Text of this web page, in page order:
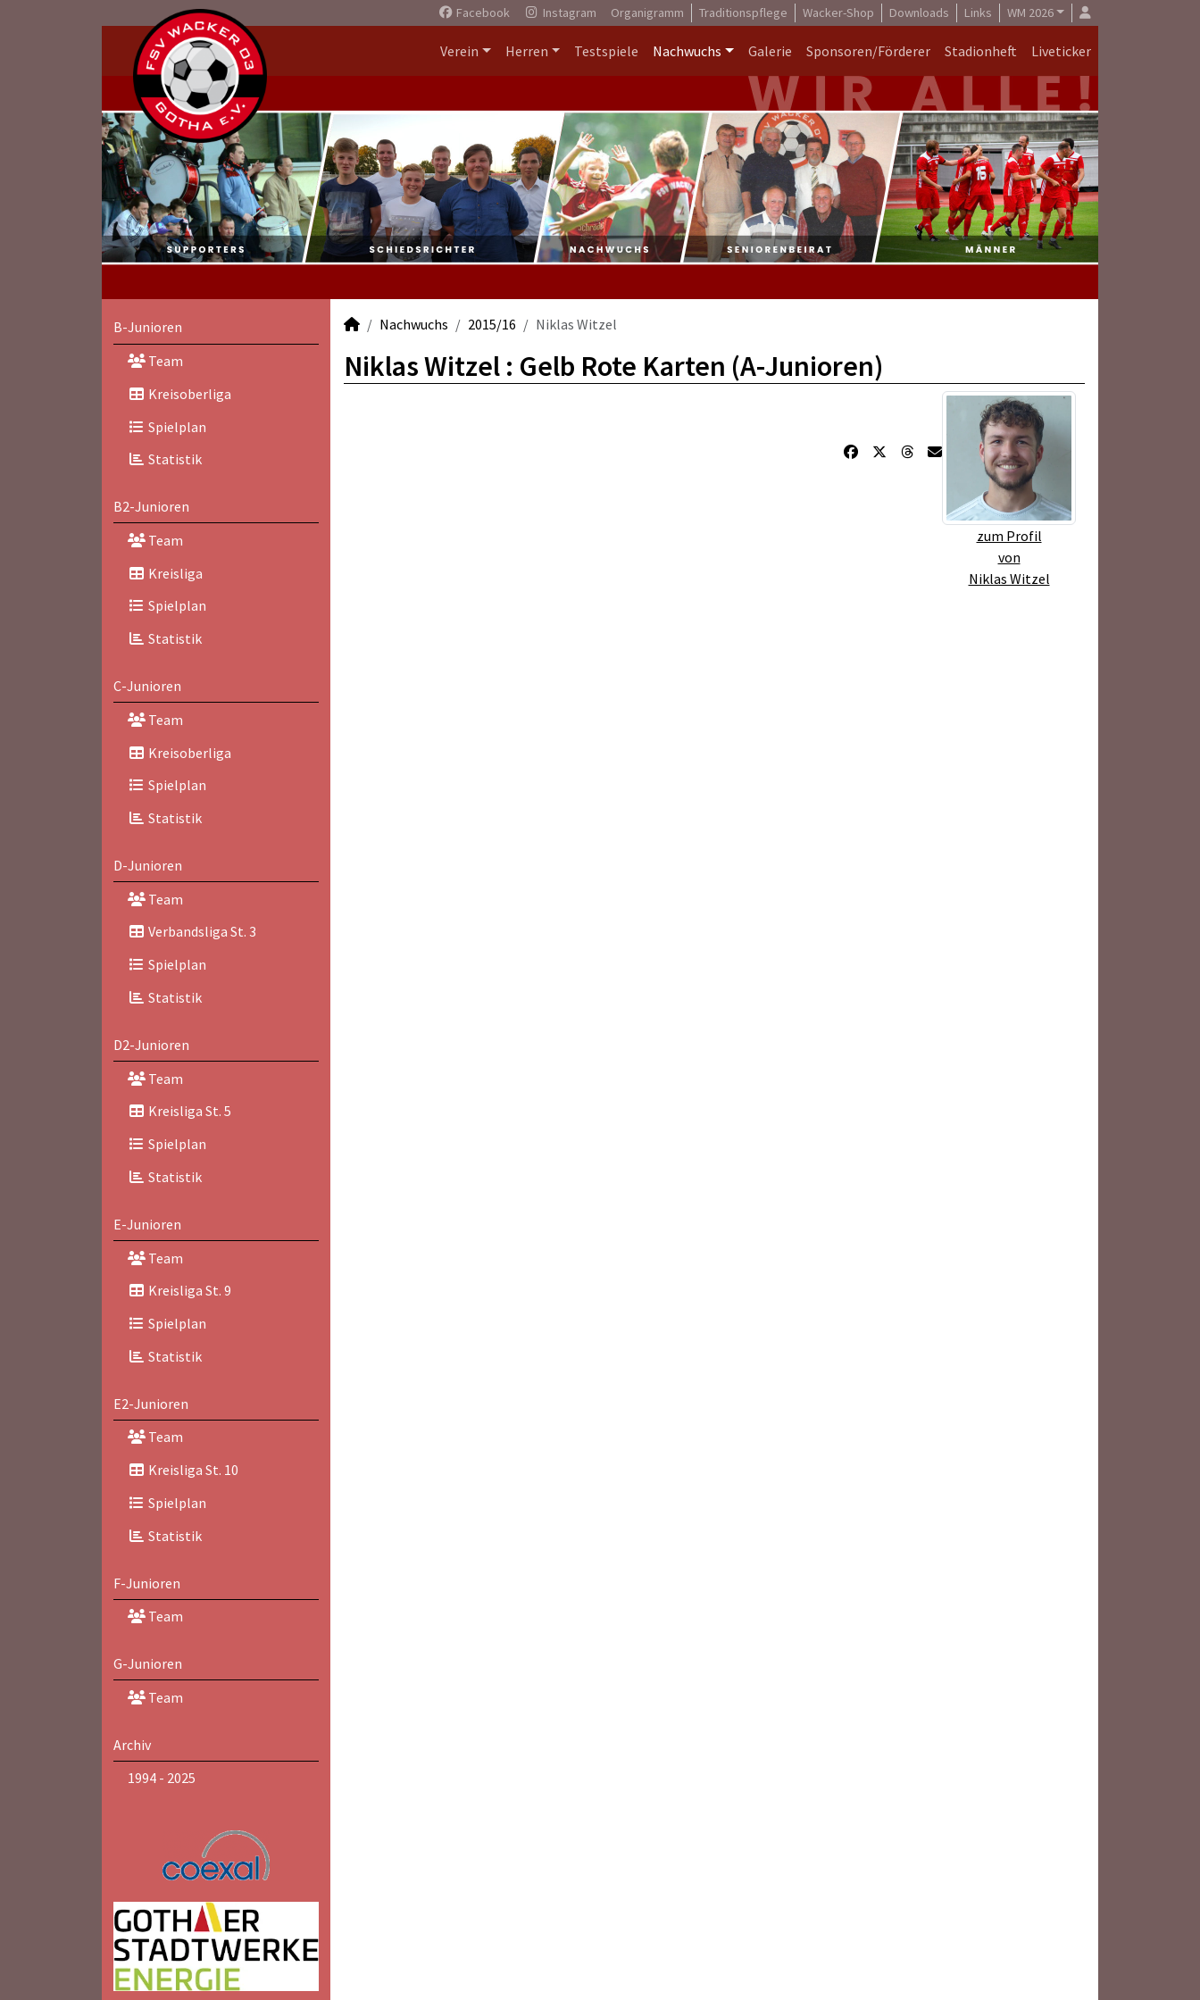
Facebook Instagram Organigramm Traditionspflege Wacker-Shop Downloads Links WM 2026
Verein Herren Testspiele Nachwuchs Galerie Sponsoren/Förderer Stadionheft Liveticker
B-Junioren
Team
Kreisoberliga
Spielplan
Statistik
B2-Junioren
Team
Kreisliga
Spielplan
Statistik
C-Junioren
Team
Kreisoberliga
Spielplan
Statistik
D-Junioren
Team
Verbandsliga St. 3
Spielplan
Statistik
D2-Junioren
Team
Kreisliga St. 5
Spielplan
Statistik
E-Junioren
Team
Kreisliga St. 9
Spielplan
Statistik
E2-Junioren
Team
Kreisliga St. 10
Spielplan
Statistik
F-Junioren
Team
G-Junioren
Team
Archiv
1994 - 2025
Nachwuchs 2015/16 Niklas Witzel
Niklas Witzel : Gelb Rote Karten (A-Junioren)
zum Profil
von
Niklas Witzel